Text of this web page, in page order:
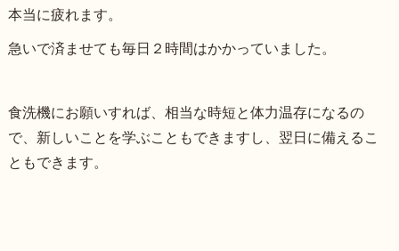
本当に疲れます。
急いで済ませても毎日２時間はかかっていました。
食洗機にお願いすれば、相当な時短と体力温存になるの
で、新しいことを学ぶこともできますし、翌日に備えるこ
ともできます。